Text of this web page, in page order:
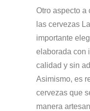
Otro aspecto a
las cervezas
importante
elaborada con
calidad y sin
Asimismo, es
cervezas que
manera